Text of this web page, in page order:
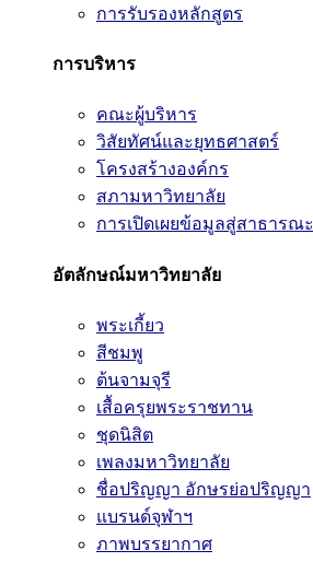
การรับรองหลักสูตร
การบริหาร
คณะผู้บริหาร
วิสัยทัศน์และยุทธศาสตร์
โครงสร้างองค์กร
สภามหาวิทยาลัย
การเปิดเผยข้อมูลสู่สาธารณะ
อัตลักษณ์มหาวิทยาลัย
พระเกี้ยว
สีชมพู
ต้นจามจุรี
เสื้อครุยพระราชทาน
ชุดนิสิต
เพลงมหาวิทยาลัย
ชื่อปริญญา อักษรย่อปริญญา
แบรนด์จุฬาฯ
ภาพบรรยากาศ